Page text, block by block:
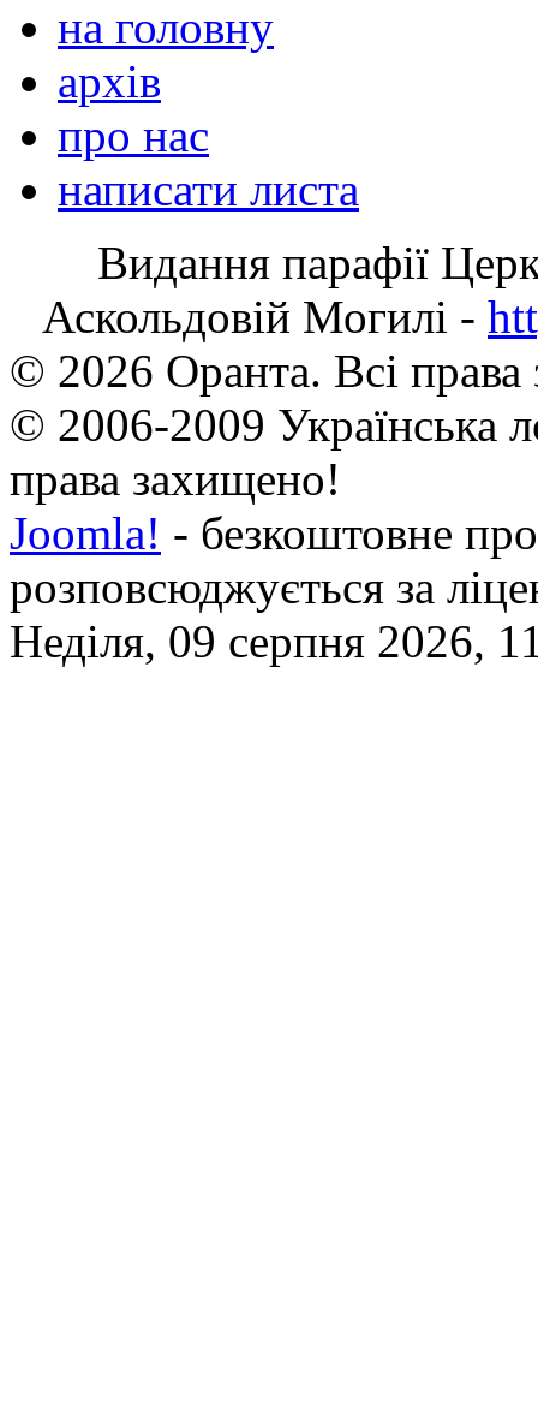
на головну
архів
про нас
написати листа
Видання парафії
Аскольдовій Могилі -
© 2026 Оранта. Всі
© 2006-2009 Українська
права захищено!
Joomla! - безкоштовне
розповсюджується за
Неділя, 09 серпня 2026,